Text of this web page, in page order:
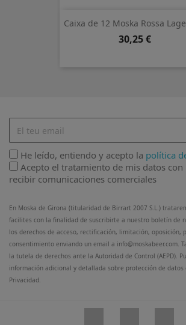
Caixa de 12 Moska Rossa
Preu
30,25 €
He leído, entiendo y acepto la política
Acepto el tratamiento de mis datos
recibir comunicaciones comerciales
En Moska de Girona (titularidad de Birrart 2007 S.L.)
facilites con la finalidad de suscribirte a nuestro boletín de
los derechos de acceso, rectificación, limitación, oposición,
consentimiento enviando un email a info@moskabeer.com.
la tutela de derechos ante la Autoridad de Control (AEPD).
información adicional y detallada sobre protección de datos
Privacidad.